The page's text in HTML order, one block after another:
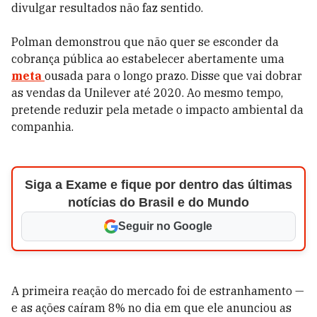
divulgar resultados não faz sentido.
Polman demonstrou que não quer se esconder da
cobrança pública ao estabelecer abertamente uma
meta ousada para o longo prazo. Disse que vai dobrar
as vendas da Unilever até 2020. Ao mesmo tempo,
pretende reduzir pela metade o impacto ambiental da
companhia.
Siga a Exame e fique por dentro das últimas
notícias do Brasil e do Mundo
Seguir no Google
A primeira reação do mercado foi de estranhamento —
e as ações caíram 8% no dia em que ele anunciou as